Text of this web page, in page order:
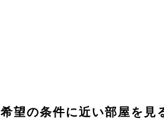
希望の条件に近い部屋を見